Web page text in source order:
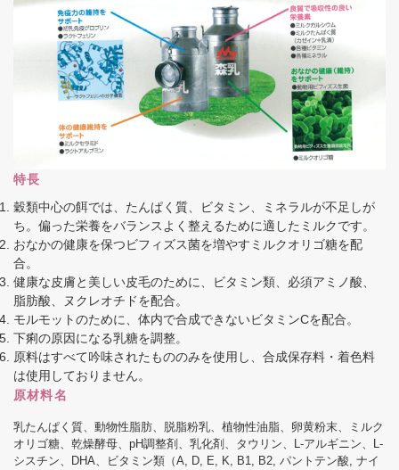
特長
穀類中心の餌では、たんぱく質、ビタミン、ミネラルが不足しが
ち。偏った栄養をバランスよく整えるために適したミルクです。
おなかの健康を保つビフィズス菌を増やすミルクオリゴ糖を配
合。
健康な皮膚と美しい皮毛のために、ビタミン類、必須アミノ酸、
脂肪酸、ヌクレオチドを配合。
モルモットのために、体内で合成できないビタミンCを配合。
下痢の原因になる乳糖を調整。
原料はすべて吟味されたもののみを使用し、合成保存料・着色料
は使用しておりません。
原材料名
乳たんぱく質、動物性脂肪、脱脂粉乳、植物性油脂、卵黄粉末、ミルク
オリゴ糖、乾燥酵母、pH調整剤、乳化剤、タウリン、L-アルギニン、L-
シスチン、DHA、ビタミン類（A, D, E, K, B1, B2, パントテン酸, ナイ